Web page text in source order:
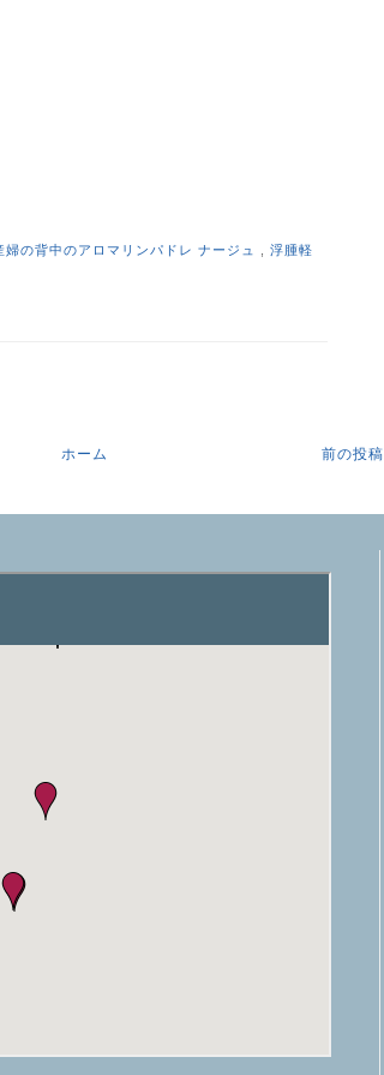
婦の背中のアロマリンパドレ ナージュ
浮腫軽
前の投稿
ホーム